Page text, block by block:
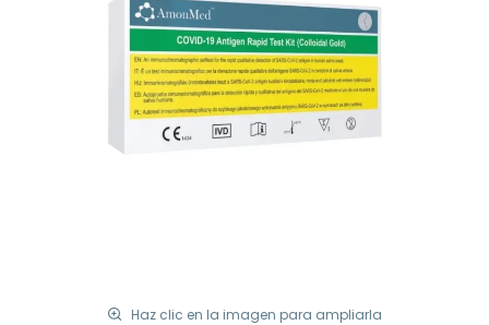
Haz clic en la imagen para ampliarla